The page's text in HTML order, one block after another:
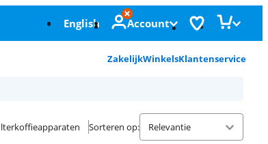
English Account
ZakelijkWinkelsKlantenservice
Sorteren op: